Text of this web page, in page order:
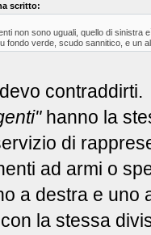
scritto:
non sono uguali, quello di sinistra
fondo verde, scudo sannitico, e un
contraddirti.
hanno la
di
ad armi o
a destra e uno
la stessa